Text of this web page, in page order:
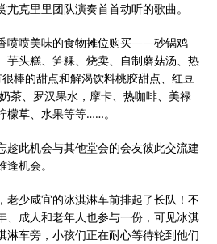
克里里团队演奏首首动听的歌曲。
喷喷美味的食物摊位购买——砂锅鸡
芋头糕、笋粿、烧卖、自制蘑菇汤、热
棒的甜点和解渴饮料桃胶甜点、红豆
茶、罗汉果水，摩卡、热咖啡、美禄
檬草、水果等等……。
趁此机会与其他堂会的会友彼此交流建
机会。
老少咸宜的冰淇淋车前排起了长队！不
、成人和老年人也参与一份，可见冰淇
淋车旁，小孩们正在耐心等待轮到他们